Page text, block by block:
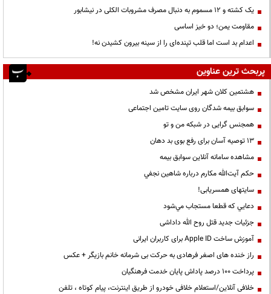
یک کشته و ۱۲ مسموم به دنبال مصرف مشروبات الکلی در نیشابور
مقاومت یمن؛ دو خیز اساسی
اعدام بد است اما قلب تپنده‌ای را از سینه بیرون کشیدن نه!
پربحث ترین عناوین
هشتمین کلان شهر ایران مشخص شد
سوابق بیمه شدگان روی سایت تامین اجتماعی
همجنس گرایی در شبکه من و تو
13 توصیه آسان برای رفع بوی بد دهان
مشاهده سامانه آنلاين سوابق بیمه
حكم آيت‌الله مكارم درباره شاهين نجفي
سایتهای همسریابی!
دعايي كه قطعا مستجاب مي‌شود
جزئیات جدید قتل روح الله داداشی
آموزش ساخت Apple ID برای کاربران ایرانی
راز خنده های اصغر فرهادی به حرکت بی شرمانه خانم بازیگر + عکس
پرداخت ۱۰۰ درصد پاداش پایان خدمت فرهنگیان
خلافی آنلاین/استعلام خلافی خودرو از طریق اینترنت، پیام کوتاه ، تلفن